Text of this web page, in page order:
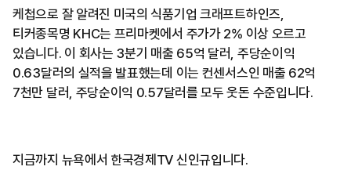
케첩으로 잘 알려진 미국의 식품기업 크래프트하인즈,
티커종목명 KHC는 프리마켓에서 주가가 2% 이상 오르고
있습니다. 이 회사는 3분기 매출 65억 달러, 주당순이익
0.63달러의 실적을 발표했는데 이는 컨센서스인 매출 62억
7천만 달러, 주당순이익 0.57달러를 모두 웃돈 수준입니다.
지금까지 뉴욕에서 한국경제TV 신인규입니다.